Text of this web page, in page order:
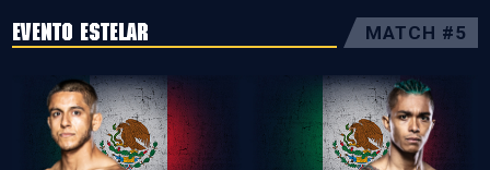
EVENTO ESTELAR MATCH #5